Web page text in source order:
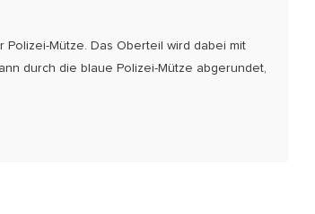
Mütze. Das Oberteil wird dabei mit
durch die blaue Polizei-Mütze abgerundet,